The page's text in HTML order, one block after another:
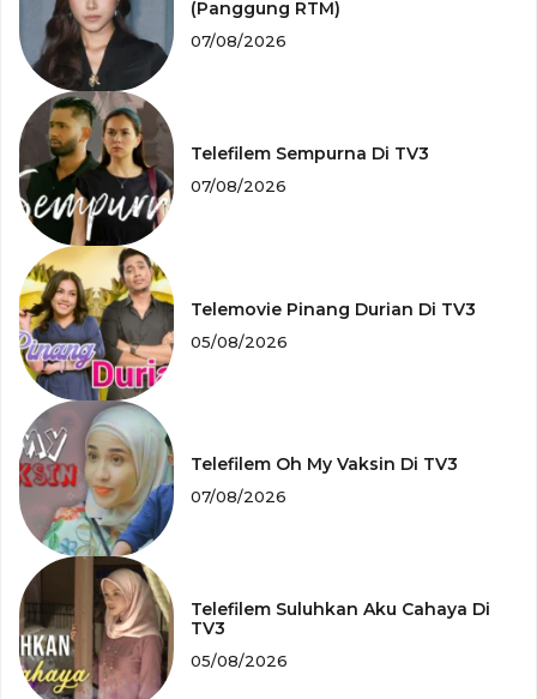
(Panggung RTM)
07/08/2026
Telefilem Sempurna Di TV3
07/08/2026
Telemovie Pinang Durian Di TV3
05/08/2026
Telefilem Oh My Vaksin Di TV3
07/08/2026
Telefilem Suluhkan Aku Cahaya Di
TV3
05/08/2026